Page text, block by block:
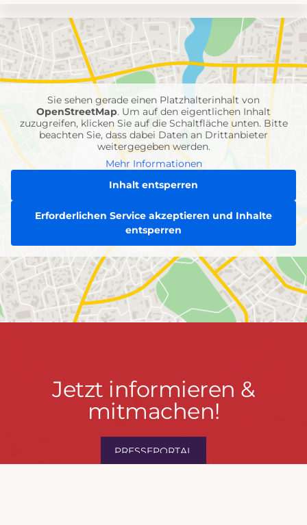
Umgebungskarte
mit
Feuerwehr-
Einheiten
Sie sehen gerade einen Platzhalterinhalt von
OpenStreetMap. Um auf den eigentlichen Inhalt
zuzugreifen, klicken Sie auf die Schaltfläche unten. Bitte
beachten Sie, dass dabei Daten an Drittanbieter
weitergegeben werden.
Mehr Informationen
Inhalt entsperren
Erforderlichen Service akzeptieren und Inhalte
entsperren
Jetzt
informieren
mitmachen!
Jetzt informieren &
mitmachen!
PRESSEPORTAL
MACH MIT!